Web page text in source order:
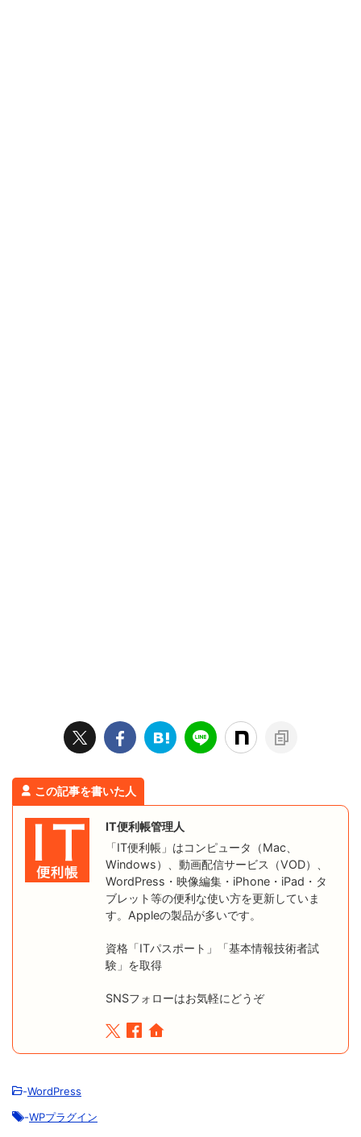
この記事を書いた人
IT便利帳管理人
「IT便利帳」はコンピュータ（Mac、
Windows）、動画配信サービス（VOD）、
WordPress・映像編集・iPhone・iPad・タ
ブレット等の便利な使い方を更新していま
す。Appleの製品が多いです。
資格「ITパスポート」「基本情報技術者試
験」を取得
SNSフォローはお気軽にどうぞ
-WordPress
-WPプラグイン